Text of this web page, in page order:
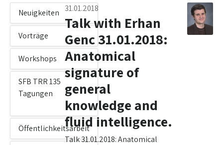
Neuigkeiten
Vorträge
Workshops
SFB TRR 135
Tagungen
Öffentlichkeitsarbeit
31.01.2018
Talk with Erhan
Genc 31.01.2018:
Anatomical
signature of
general
knowledge and
fluid intelligence.
Talk 31.01.2018: Anatomical